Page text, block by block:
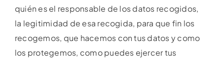
quién es el responsable de los datos recogidos,
la legitimidad de esa recogida, para que fin los
recogemos, que hacemos con tus datos y como
los protegemos, como puedes ejercer tus